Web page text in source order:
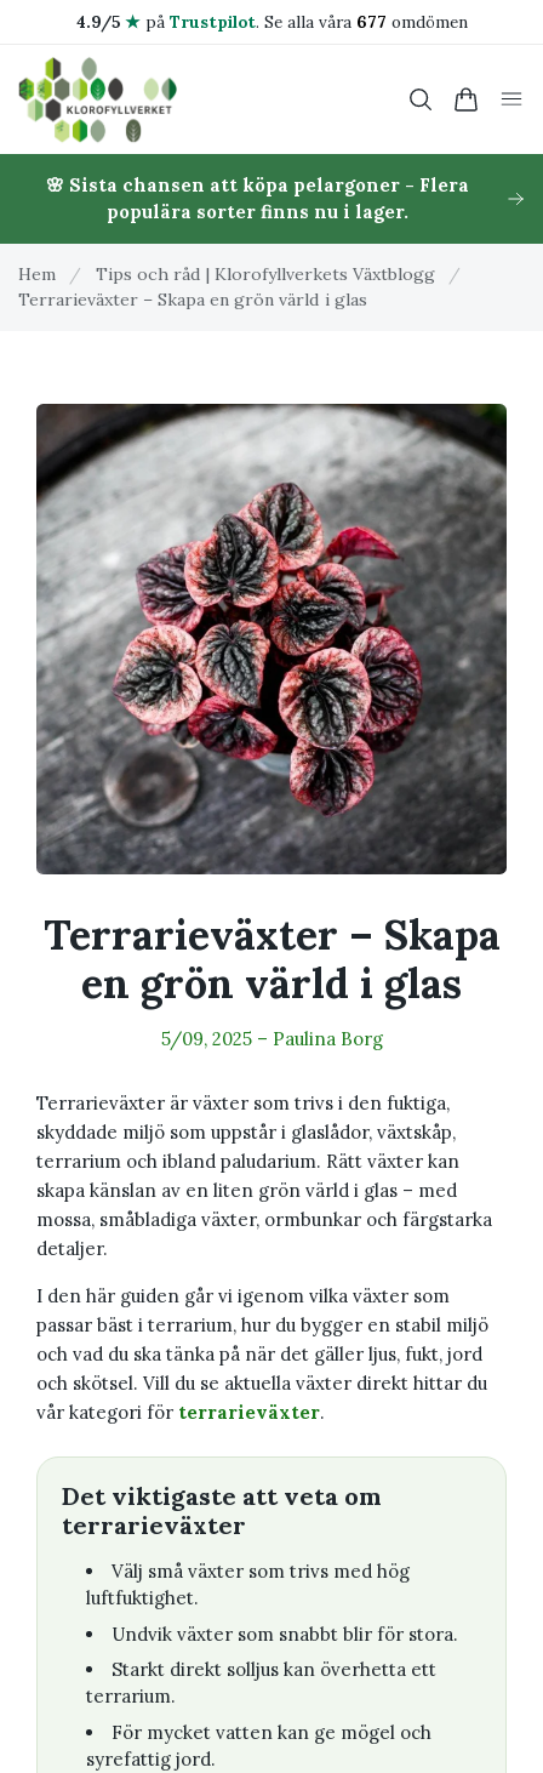
4.9/5 ★på Trustpilot. Se alla våra 677 omdömen
🌸 Sista chansen att köpa pelargoner - Flera
populära sorter finns nu i lager.
Hem / Tips och råd | Klorofyllverkets Växtblogg
/
Terrarieväxter – Skapa en grön värld i glas
Terrarieväxter – Skapa
en grön värld i glas
5/09, 2025– Paulina Borg
Terrarieväxter är växter som trivs i den fuktiga,
skyddade miljö som uppstår i glaslådor, växtskåp,
terrarium och ibland paludarium. Rätt växter kan
skapa känslan av en liten grön värld i glas – med
mossa, småbladiga växter, ormbunkar och färgstarka
detaljer.
I den här guiden går vi igenom vilka växter som
passar bäst i terrarium, hur du bygger en stabil miljö
och vad du ska tänka på när det gäller ljus, fukt, jord
och skötsel. Vill du se aktuella växter direkt hittar du
vår kategori för terrarieväxter.
Det viktigaste att veta om
terrarieväxter
Välj små växter som trivs med hög
luftfuktighet.
Undvik växter som snabbt blir för stora.
Starkt direkt solljus kan överhetta ett
terrarium.
För mycket vatten kan ge mögel och
syrefattig jord.